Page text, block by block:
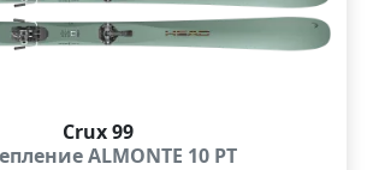
Crux 99
ALMONTE 10 PT